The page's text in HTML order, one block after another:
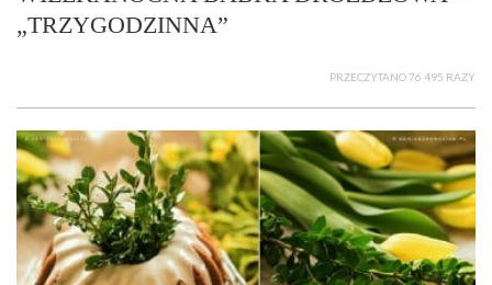
„TRZYGODZINNA”
PRZECZYTANO 76 495 RAZY